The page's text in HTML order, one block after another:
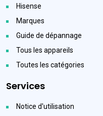
Hisense
Marques
Guide de dépannage
Tous les appareils
Toutes les catégories
Services
Notice d'utilisation